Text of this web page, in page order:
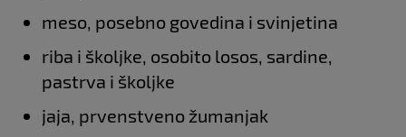
meso, posebno govedina i svinjetina
riba i školjke, osobito losos, sardine,
pastrva i školjke
jaja, prvenstveno žumanjak